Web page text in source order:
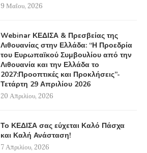
9 Μαΐου, 2026
Webinar ΚΕΔΙΣΑ & Πρεσβείας της
Λιθουανίας στην Ελλάδα: “Η Προεδρία
του Ευρωπαϊκού Συμβουλίου από την
Λιθουανία και την Ελλάδα το
2027:Προοπτικές και Προκλήσεις”-
Τετάρτη 29 Απριλίου 2026
20 Απριλίου, 2026
Το ΚΕΔΙΣΑ σας εύχεται Καλό Πάσχα
και Καλή Ανάσταση!
7 Απριλίου, 2026